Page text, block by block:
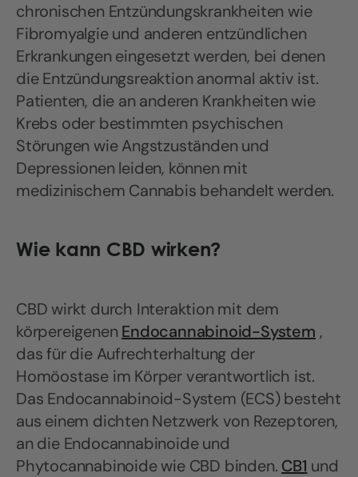
chronischen Entzündungskrankheiten wie
Fibromyalgie und anderen entzündlichen
Erkrankungen eingesetzt werden, bei denen
die Entzündungsreaktion anormal aktiv ist.
Patienten, die an anderen Krankheiten wie
Krebs oder bestimmten psychischen
Störungen wie Angstzuständen und
Depressionen leiden, können mit
medizinischem Cannabis behandelt werden.
Wie kann CBD wirken?
CBD wirkt durch Interaktion mit dem
körpereigenen Endocannabinoid-System ,
das für die Aufrechterhaltung der
Homöostase im Körper verantwortlich ist.
Das Endocannabinoid-System (ECS) besteht
aus einem dichten Netzwerk von Rezeptoren,
an die Endocannabinoide und
Phytocannabinoide wie CBD binden. CB1 und